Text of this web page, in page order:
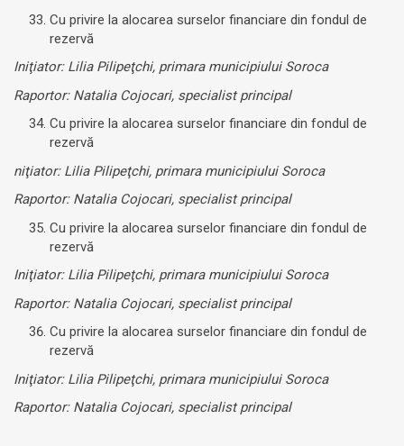
Cu privire la alocarea surselor financiare din fondul de
rezervă
Iniţiator: Lilia Pilipeţchi, primara municipiului Soroca
Raportor: Natalia Cojocari, specialist principal
Cu privire la alocarea surselor financiare din fondul de
rezervă
niţiator: Lilia Pilipeţchi, primara municipiului Soroca
Raportor: Natalia Cojocari, specialist principal
Cu privire la alocarea surselor financiare din fondul de
rezervă
Iniţiator: Lilia Pilipeţchi, primara municipiului Soroca
Raportor: Natalia Cojocari, specialist principal
Cu privire la alocarea surselor financiare din fondul de
rezervă
Iniţiator: Lilia Pilipeţchi, primara municipiului Soroca
Raportor: Natalia Cojocari, specialist principal